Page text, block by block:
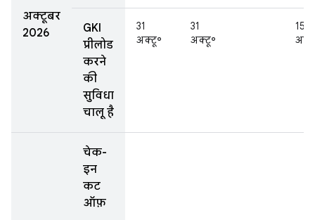
अक्टूबर
2026
GKI
प्रीलोड
करने
की
सुविधा
चालू है
31
अक्टू॰
31
अक्टू॰
15
चेक-
इन
कट
ऑफ़